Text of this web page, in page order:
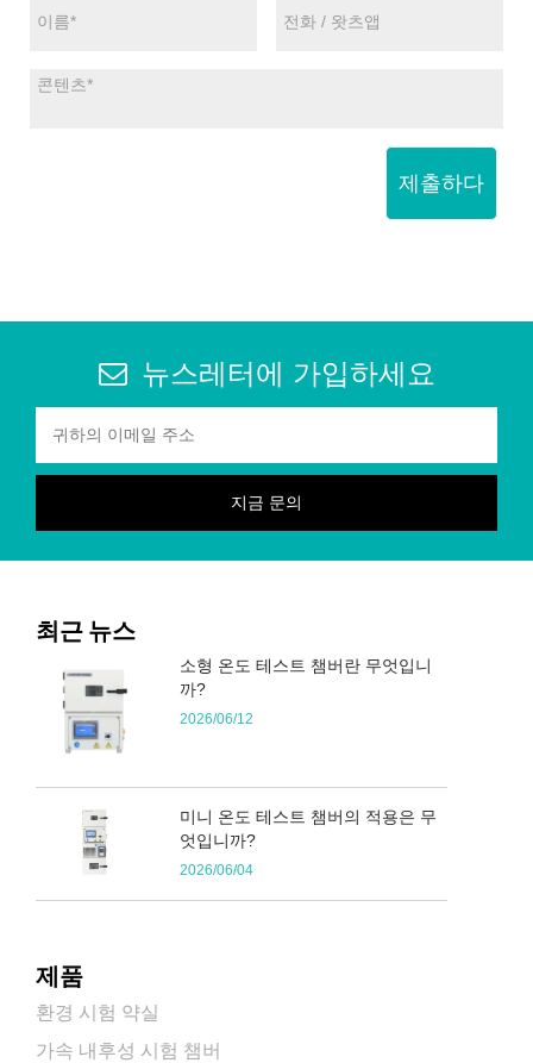
제출하다
뉴스레터에 가입하세요
최근 뉴스
소형 온도 테스트 챔버란 무엇입니
까?
2026/06/12
미니 온도 테스트 챔버의 적용은 무
엇입니까?
2026/06/04
제품
환경 시험 약실
가속 내후성 시험 챔버